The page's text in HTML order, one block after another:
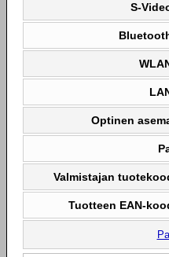
S-
Optinen
Valmistajan
Tuotteen EAN-